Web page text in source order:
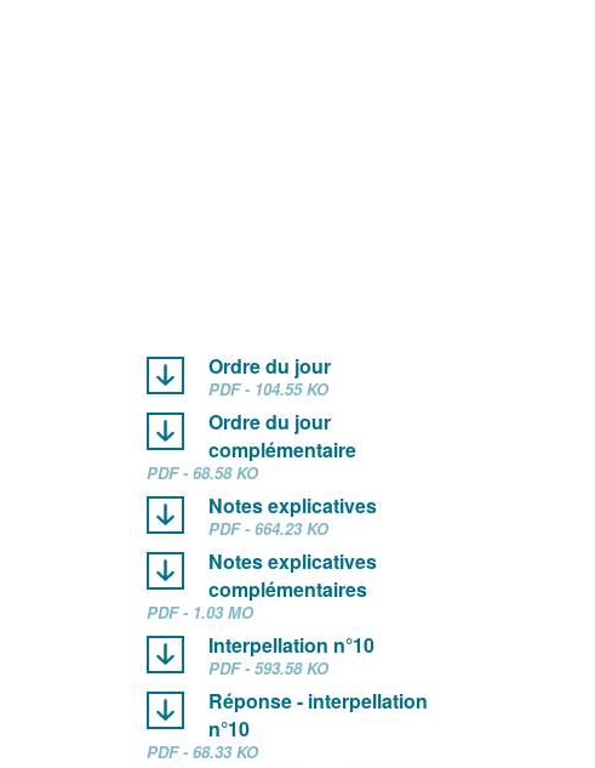
Ordre du jour
PDF - 104.55 KO
Ordre du jour
complémentaire
PDF - 68.58 KO
Notes explicatives
PDF - 664.23 KO
Notes explicatives
complémentaires
PDF - 1.03 MO
Interpellation n°10
PDF - 593.58 KO
Réponse - interpellation
n°10
PDF - 68.33 KO